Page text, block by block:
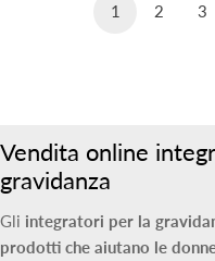
1 2 3
Vendita online
gravidanza
Gli integratori per la
prodotti che aiutano le